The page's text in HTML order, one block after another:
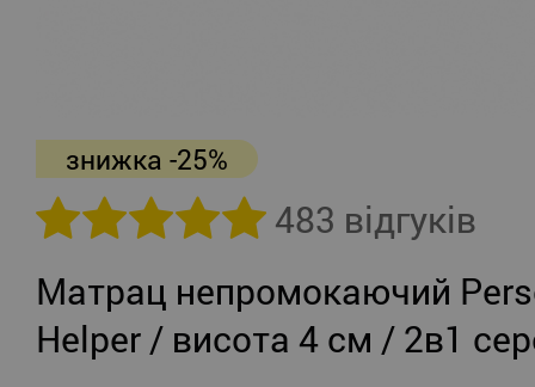
знижка -25%
483 відгуків
Матрац непромокаючий
Helper / висота 4 см / 2в1